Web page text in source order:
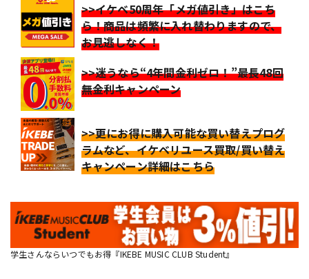
>>イケベ50周年「メガ値引き」はこち
ら！商品は頻繁に入れ替わりますので、
お見逃しなく！
>>迷うなら“4年間金利ゼロ！”最長48回
無金利キャンペーン
>>更にお得に購入可能な買い替えプログ
ラムなど、イケベリユース買取/買い替え
キャンペーン詳細はこちら
学生さんならいつでもお得『IKEBE MUSIC CLUB Student』